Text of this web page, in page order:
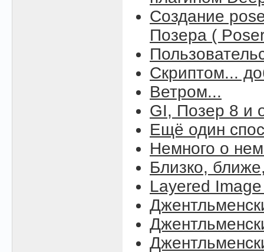
Создание
Позера (
Скриптом...
Ветром...
GI, Позер 8 и
Ещё один
Немного о
Близко,
Layered